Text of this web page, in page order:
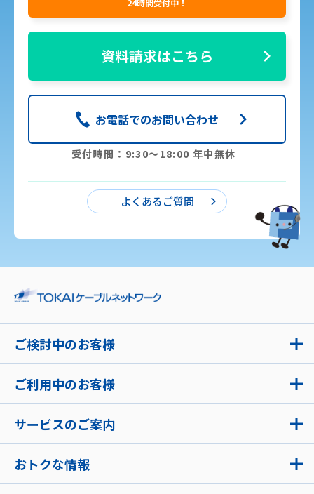
24時間受付中！
資料請求はこちら
お電話でのお問い合わせ
受付時間：9:30〜18:00 年中無休
よくあるご質問
ご検討中のお客様
ご利用中のお客様
サービスのご案内
おトクな情報